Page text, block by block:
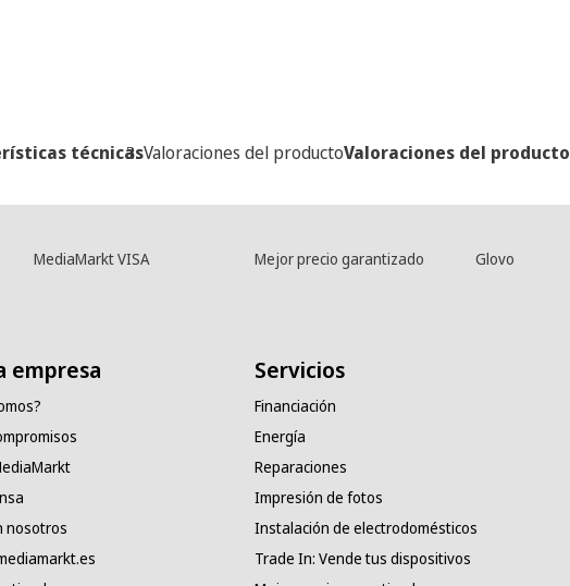
técnicasValoraciones del productoValoraciones del producto
MediaMarkt VISA Mejor precio garantizado Glovo
empresa
nosotros
Servicios
Financiación
Energía
Reparaciones
Impresión de fotos
Instalación de electrodomésticos
Trade In: Vende tus dispositivos